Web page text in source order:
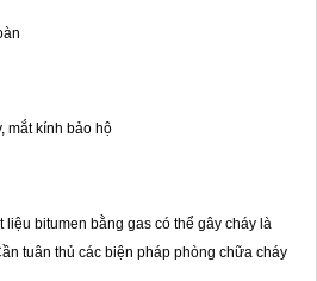
mắt kính bảo hộ
liệu bitumen bằng gas có thể gây cháy là
tuân thủ các biện pháp phòng chữa cháy